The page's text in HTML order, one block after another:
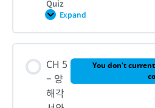
2. 성공률을 높이는 기업매각
3. 딜소싱 전략
Quiz
Expand
CH
–
M&A
사
0% COMPLETE
CH 5
– 양
해각
You don't